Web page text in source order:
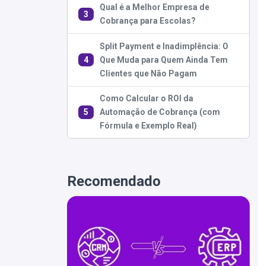
3
Qual é a Melhor Empresa de
Cobrança para Escolas?
4
Split Payment e Inadimplência: O
Que Muda para Quem Ainda Tem
Clientes que Não Pagam
5
Como Calcular o ROI da
Automação de Cobrança (com
Fórmula e Exemplo Real)
Recomendado